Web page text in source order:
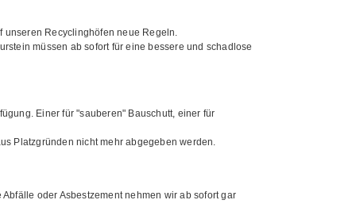
unseren Recyclinghöfen neue Regeln.
müssen ab sofort für eine bessere und schadlose
Einer für "sauberen" Bauschutt, einer für
Platzgründen nicht mehr abgegeben werden.
oder Asbestzement nehmen wir ab sofort gar